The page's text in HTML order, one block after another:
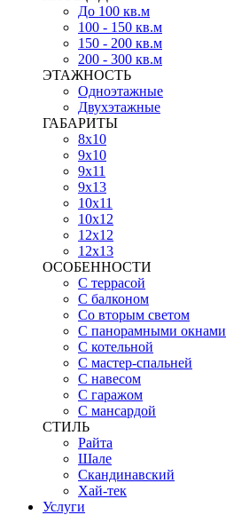
До 100 кв.м
100 - 150 кв.м
150 - 200 кв.м
200 - 300 кв.м
ЭТАЖНОСТЬ
Одноэтажные
Двухэтажные
ГАБАРИТЫ
8х10
9х10
9х11
9х13
10х11
10х12
12х12
12х13
ОСОБЕННОСТИ
С террасой
С балконом
Со вторым светом
С панорамными окнами
С котельной
С мастер-спальней
С навесом
С гаражом
С мансардой
СТИЛЬ
Райта
Шале
Скандинавский
Хай-тек
Услуги